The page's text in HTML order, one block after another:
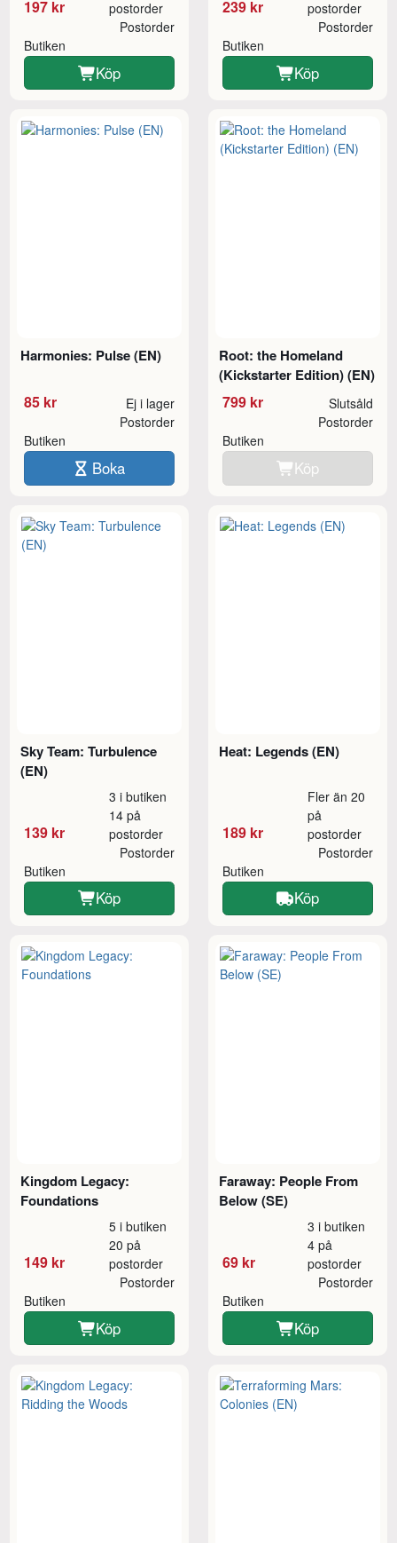
197 kr postorder
Butiken
Postorder
Köp
239 kr postorder
Butiken
Postorder
Köp
Harmonies: Pulse (EN)
85 kr Ej i lager
Butiken
Postorder
Boka
Root: the Homeland
(Kickstarter Edition) (EN)
799 kr Slutsåld
Butiken
Postorder
Köp
Sky Team: Turbulence
(EN)
139 kr
3 i butiken
14 på
postorder
Butiken
Postorder
Köp
Heat: Legends (EN)
189 kr
Fler än 20
på
postorder
Butiken
Postorder
Köp
Kingdom Legacy:
Foundations
149 kr
5 i butiken
20 på
postorder
Butiken
Postorder
Köp
Faraway: People From
Below (SE)
69 kr
3 i butiken
4 på
postorder
Butiken
Postorder
Köp